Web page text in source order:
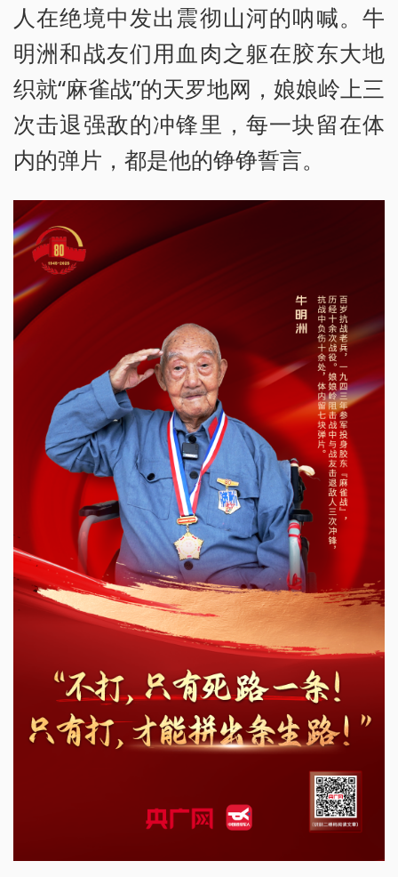
人在绝境中发出震彻山河的呐喊。牛
明洲和战友们用血肉之躯在胶东大地
织就“麻雀战”的天罗地网，娘娘岭上三
次击退强敌的冲锋里，每一块留在体
内的弹片，都是他的铮铮誓言。